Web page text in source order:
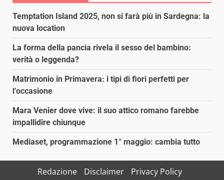
Temptation Island 2025, non si farà più in Sardegna: la
nuova location
La forma della pancia rivela il sesso del bambino:
verità o leggenda?
Matrimonio in Primavera: i tipi di fiori perfetti per
l’occasione
Mara Venier dove vive: il suo attico romano farebbe
impallidire chiunque
Mediaset, programmazione 1° maggio: cambia tutto
Redazione Disclaimer Privacy Policy